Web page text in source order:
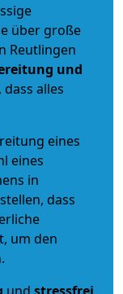
über große
Reutlingen
und
alles
eines
eines
in
dass
um den